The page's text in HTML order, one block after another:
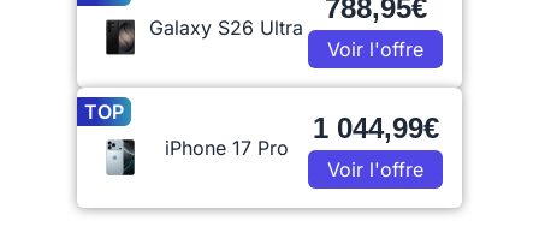
Galaxy S26 Ultra
788,95€
Voir l'offre
TOP
iPhone 17 Pro
1 044,99€
Voir l'offre